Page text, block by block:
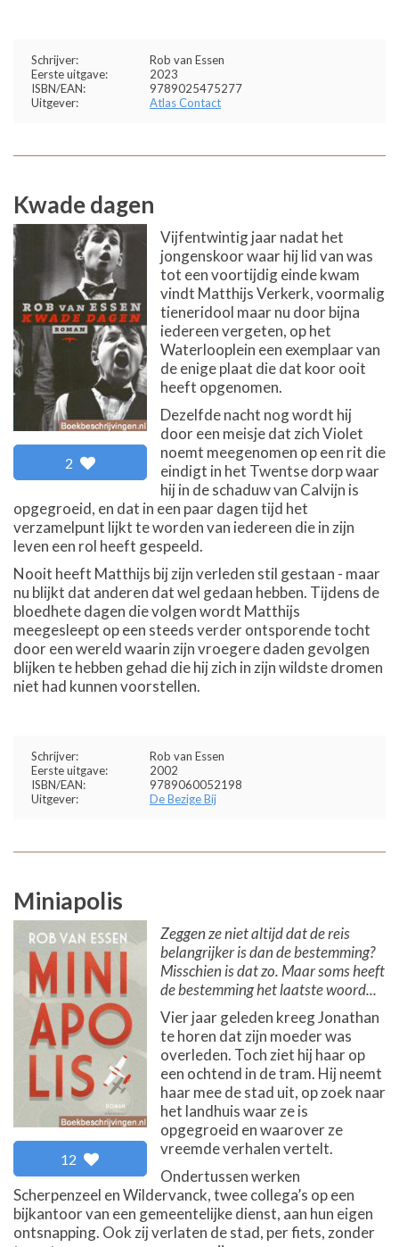
Schrijver:
Rob van Essen
Eerste uitgave:
2023
ISBN/EAN:
9789025475277
Uitgever:
Atlas Contact
Kwade dagen
2
Vijfentwintig jaar nadat het
jongenskoor waar hij lid van was
tot een voortijdig einde kwam
vindt Matthijs Verkerk, voormalig
tieneridool maar nu door bijna
iedereen vergeten, op het
Waterlooplein een exemplaar van
de enige plaat die dat koor ooit
heeft opgenomen.
Dezelfde nacht nog wordt hij
door een meisje dat zich Violet
noemt meegenomen op een rit die
eindigt in het Twentse dorp waar
hij in de schaduw van Calvijn is
opgegroeid, en dat in een paar dagen tijd het
verzamelpunt lijkt te worden van iedereen die in zijn
leven een rol heeft gespeeld.
Nooit heeft Matthijs bij zijn verleden stil gestaan - maar
nu blijkt dat anderen dat wel gedaan hebben. Tijdens de
bloedhete dagen die volgen wordt Matthijs
meegesleept op een steeds verder ontsporende tocht
door een wereld waarin zijn vroegere daden gevolgen
blijken te hebben gehad die hij zich in zijn wildste dromen
niet had kunnen voorstellen.
Schrijver:
Rob van Essen
Eerste uitgave:
2002
ISBN/EAN:
9789060052198
Uitgever:
De Bezige Bij
Miniapolis
12
Zeggen ze niet altijd dat de reis
belangrijker is dan de bestemming?
Misschien is dat zo. Maar soms heeft
de bestemming het laatste woord...
Vier jaar geleden kreeg Jonathan
te horen dat zijn moeder was
overleden. Toch ziet hij haar op
een ochtend in de tram. Hij neemt
haar mee de stad uit, op zoek naar
het landhuis waar ze is
opgegroeid en waarover ze
vreemde verhalen vertelt.
Ondertussen werken
Scherpenzeel en Wildervanck, twee collega’s op een
bijkantoor van een gemeentelijke dienst, aan hun eigen
ontsnapping. Ook zij verlaten de stad, per fiets, zonder